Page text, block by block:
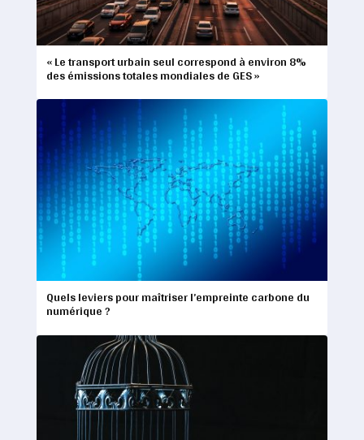
« Le transport urbain seul correspond à environ 8%
des émissions totales mondiales de GES »
Quels leviers pour maîtriser l’empreinte carbone du
numérique ?